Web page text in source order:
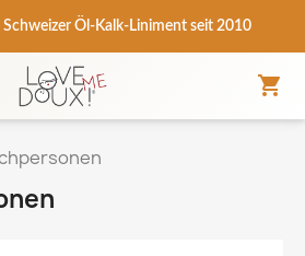
Öl-Kalk-Liniment seit 2010
shopping_cart